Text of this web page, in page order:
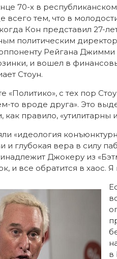
70-х в
тем, что в
Кон представил 27-
политическим
Рейгана
и вошел в
Стоун.
«Политико», с тех пор
то вроде друга». Это
правило, «утилитарны
«идеология
глубокая вера в силу
Джокеру из
и все обратится в хаос. Я
в